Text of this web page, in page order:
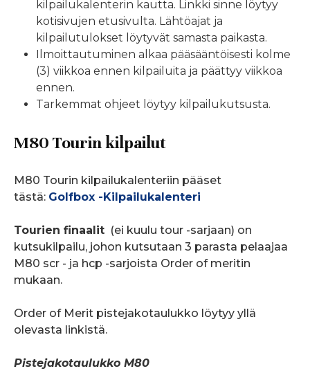
kilpailukalenterin kautta. Linkki sinne löytyy
kotisivujen etusivulta. Lähtöajat ja
kilpailutulokset löytyvät samasta paikasta.
Ilmoittautuminen alkaa pääsääntöisesti kolme
(3) viikkoa ennen kilpailuita ja päättyy viikkoa
ennen.
Tarkemmat ohjeet löytyy kilpailukutsusta.
M80 Tourin kilpailut
M80 Tourin kilpailukalenteriin pääset
tästä: Golfbox -Kilpailukalenteri
Tourien finaalit (ei kuulu tour -sarjaan) on
kutsukilpailu, johon kutsutaan 3 parasta pelaajaa
M80 scr - ja hcp -sarjoista Order of meritin
mukaan.
Order of Merit pistejakotaulukko löytyy yllä
olevasta linkistä.
Pistejakotaulukko M80